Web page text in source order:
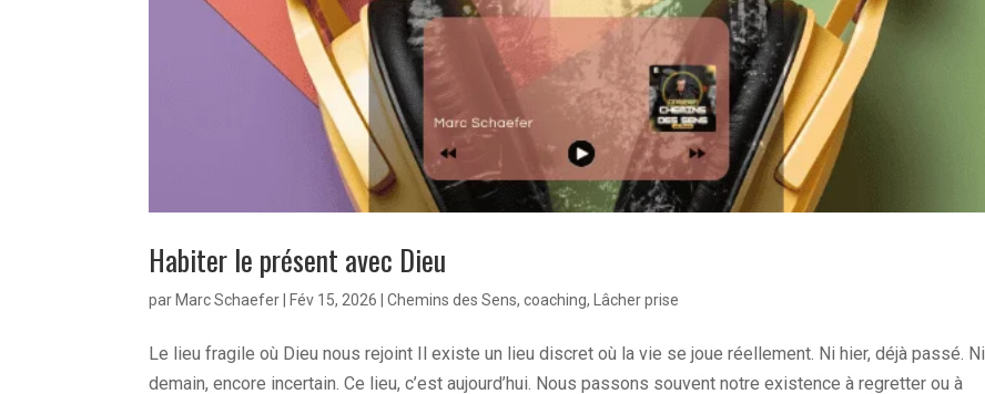
Habiter le présent avec Dieu
par Marc Schaefer Fév 15, 2026 |Chemins des Sens,coaching, Lâcher prise
Le lieu fragile où Dieu nous rejoint Il existe un lieu discret où la vie se joue réellement. Ni hier, déjà passé. Ni
demain, encore incertain. Ce lieu, c’est aujourd’hui. Nous passons souvent notre existence à regretter ou à